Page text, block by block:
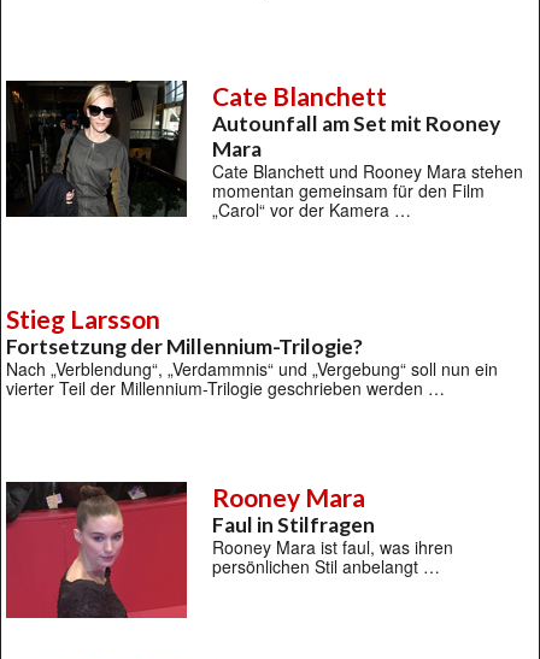
Cate Blanchett
Autounfall am Set mit Rooney
Mara
Cate Blanchett und Rooney Mara stehen
momentan gemeinsam für den Film
„Carol“ vor der Kamera …
Stieg Larsson
Fortsetzung der Millennium-Trilogie?
Nach „Verblendung“, „Verdammnis“ und „Vergebung“ soll nun ein
vierter Teil der Millennium-Trilogie geschrieben werden …
Rooney Mara
Faul in Stilfragen
Rooney Mara ist faul, was ihren
persönlichen Stil anbelangt …